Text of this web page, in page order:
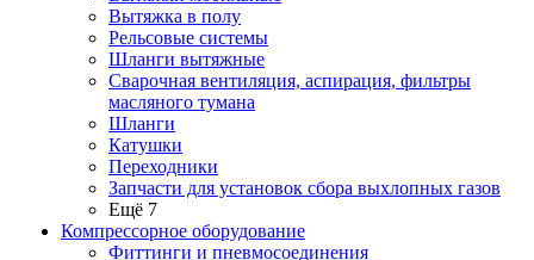
Вытяжка в полу
Рельсовые системы
Шланги вытяжные
Сварочная вентиляция, аспирация, фильтры
масляного тумана
Шланги
Катушки
Переходники
Запчасти для установок сбора выхлопных газов
Ещё 7
Компрессорное оборудование
Фиттинги и пневмосоединения